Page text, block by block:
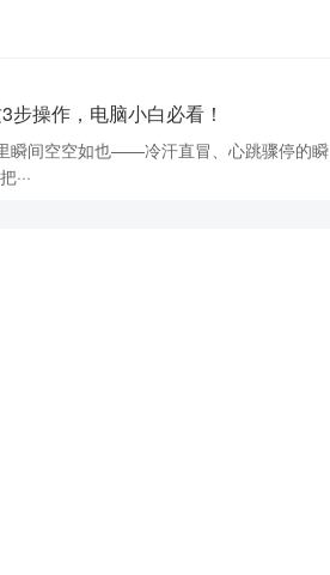
操作，电脑小白必看！
瞬间空空如也——冷汗直冒、心跳骤停的瞬